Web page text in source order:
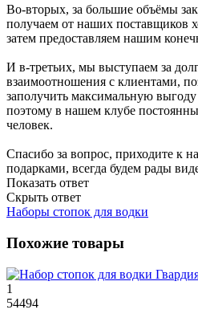
Во-вторых, за большие объёмы
получаем от наших поставщиков
затем предоставляем нашим
И в-третьих, мы выступаем за
взаимоотношения с клиентами,
заполучить максимальную
поэтому в нашем клубе
человек.
Спасибо за вопрос, приходите к
подарками, всегда будем рады
Показать ответ
Скрыть ответ
Наборы стопок для водки
Похожие товары
1
54494